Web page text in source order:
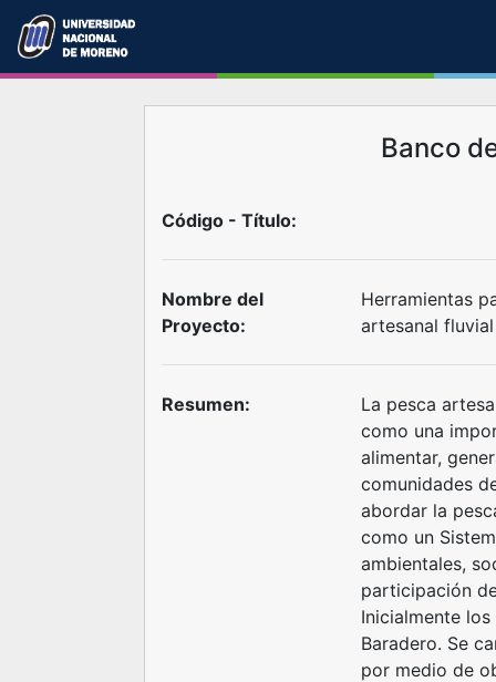
Banco
Código - Título:
Nombre del
Proyecto:
Herramientas
artesanal
Resumen:
La pesca
como una
alimentar,
comunidades
abordar la
como un
ambientales,
participación
Inicialmente
Baradero. Se
por medio de